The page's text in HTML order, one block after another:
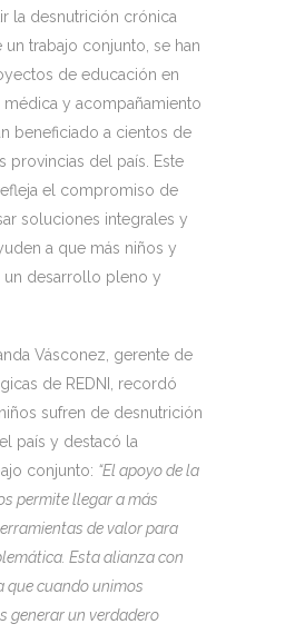
la desnutrición crónica
un trabajo conjunto, se han
de educación en
médica y acompañamiento
beneficiado a cientos de
provincias del país. Este
el compromiso de
soluciones integrales y
a que más niños y
un desarrollo pleno y
Vásconez, gerente de
de REDNI, recordó
sufren de desnutrición
país y destacó la
conjunto: “El apoyo de la
permite llegar a más
de valor para
Esta alianza con
que cuando unimos
generar un verdadero